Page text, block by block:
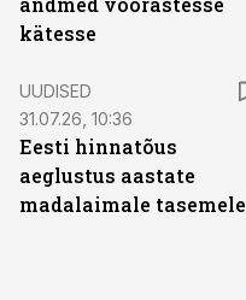
kätesse
UUDISED
31.07.26, 10:36
Eesti hinnatõus
aeglustus aastate
madalaimale tasemele